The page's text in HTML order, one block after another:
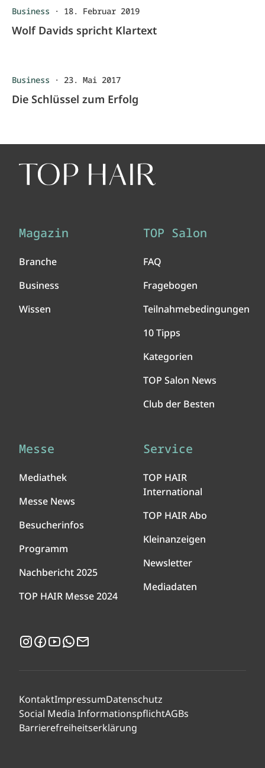
Business · 18. Februar 2019
Wolf Davids spricht Klartext
Business · 23. Mai 2017
Die Schlüssel zum Erfolg
Magazin
Branche
Business
Wissen
TOP Salon
FAQ
Fragebogen
Teilnahmebedingungen
10 Tipps
Kategorien
TOP Salon News
Club der Besten
Messe
Mediathek
Messe News
Besucherinfos
Programm
Nachbericht 2025
TOP HAIR Messe 2024
Service
TOP HAIR
International
TOP HAIR Abo
Kleinanzeigen
Newsletter
Mediadaten
Instagram
Facebook
YouTubeWhatsApp
KontaktImpressumDatenschutz
Social Media InformationspflichtAGBs
Barrierefreiheitserklärung